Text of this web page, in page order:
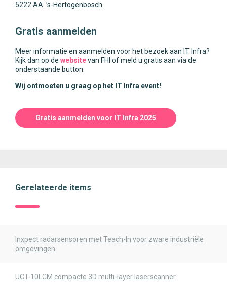
5222 AA ’s-Hertogenbosch
Gratis aanmelden
Meer informatie en aanmelden voor het bezoek aan IT Infra?
Kijk dan op de websitevan FHI of meld u gratis aan via de
onderstaande button.
Wij ontmoeten u graag op het IT Infra event!
Gratis aanmelden voor IT Infra 2025
Gerelateerde items
Inxpect radarsensoren met Teach-In voor zware industriële
omgevingen
UCT-10LCM compacte 3D multi-layer laserscanner